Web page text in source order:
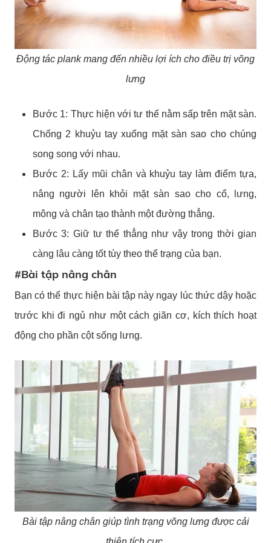
Động tác plank mang đến nhiều lợi ích cho điều trị võng
lưng
Bước 1: Thực hiện với tư thế nằm sấp trên mặt sàn.
Chống 2 khuỷu tay xuống mặt sàn sao cho chúng
song song với nhau.
Bước 2: Lấy mũi chân và khuỷu tay làm điểm tựa,
nâng người lên khỏi mặt sàn sao cho cổ, lưng,
mông và chân tạo thành một đường thẳng.
Bước 3: Giữ tư thế thẳng như vậy trong thời gian
càng lâu càng tốt tùy theo thể trạng của bạn.
#Bài tập nâng chân
Bạn có thể thực hiện bài tập này ngay lúc thức dậy hoặc
trước khi đi ngủ như một cách giãn cơ, kích thích hoạt
động cho phần cột sống lưng.
Bài tập nâng chân giúp tình trạng võng lưng được cải